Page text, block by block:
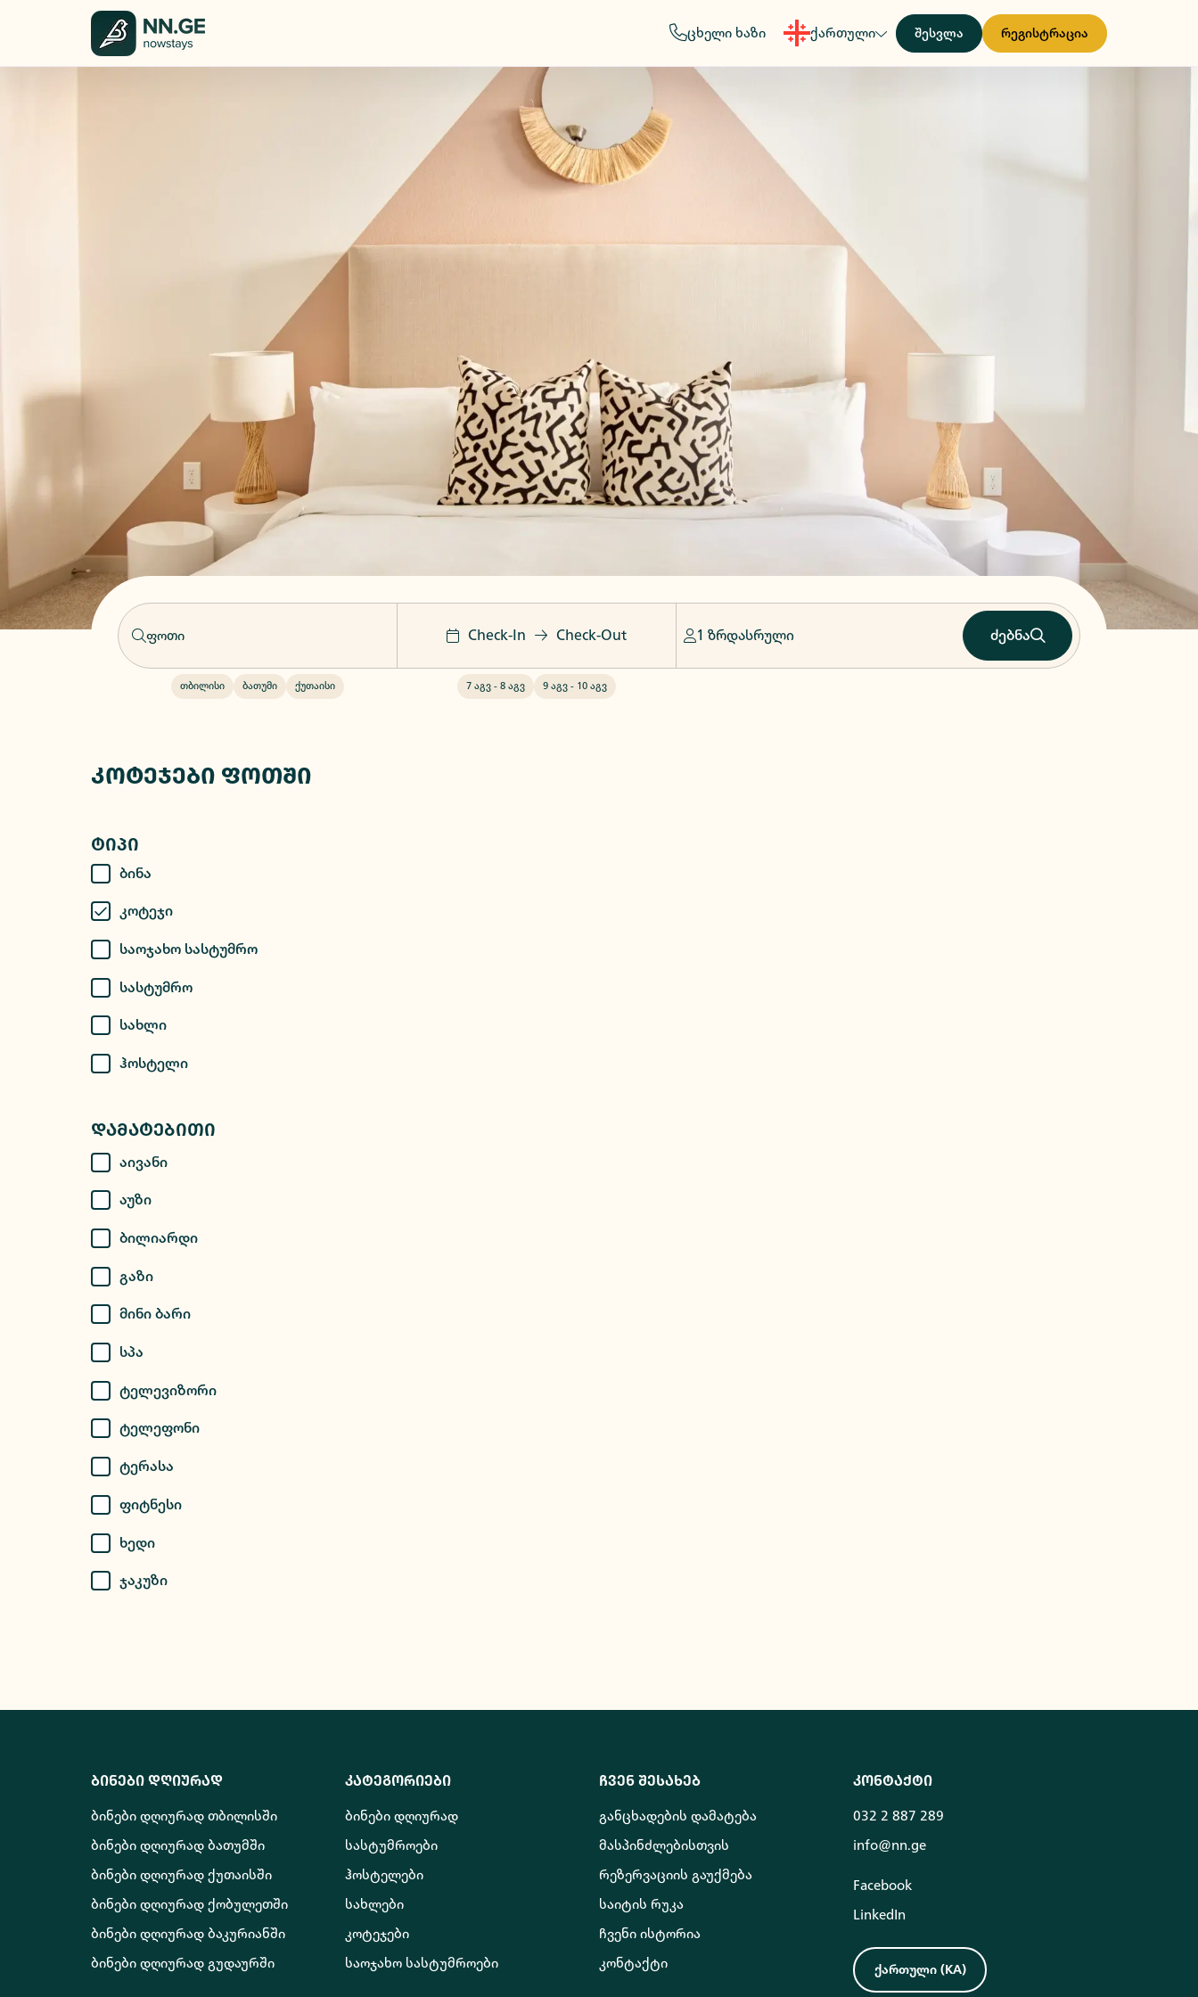
ცხელი ხაზი ქართული შესვლა რეგისტრაცია
თბილისი ბათუმი ქუთაისი
Check-In Check-Out
7 აგვ - 8 აგვ 9 აგვ - 10 აგვ
1 ზრდასრული ძებნა
კოტეჯები ფოთში
Ტიპი
Ბინა
Კოტეჯი
Საოჯახო Სასტუმრო
Სასტუმრო
Სახლი
Ჰოსტელი
Დამატებითი
Აივანი
Აუზი
Ბილიარდი
Გაზი
Მინი Ბარი
Სპა
Ტელევიზორი
Ტელეფონი
Ტერასა
Ფიტნესი
Ხედი
Ჯაკუზი
ბინები დღიურად
ბინები დღიურად თბილისში
ბინები დღიურად ბათუმში
ბინები დღიურად ქუთაისში
ბინები დღიურად ქობულეთში
ბინები დღიურად ბაკურიანში
ბინები დღიურად გუდაურში
კატეგორიები
ბინები დღიურად
სასტუმროები
ჰოსტელები
სახლები
კოტეჯები
საოჯახო სასტუმროები
ჩვენ შესახებ
განცხადების დამატება
მასპინძლებისთვის
რეზერვაციის გაუქმება
საიტის რუკა
ჩვენი ისტორია
კონტაქტი
კონტაქტი
032 2 887 289
info@nn.ge
Facebook
LinkedIn
ქართული (KA)